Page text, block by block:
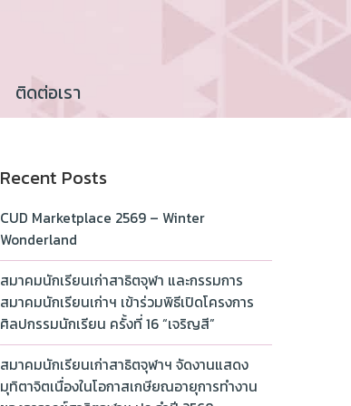
ติดต่อเรา
Recent Posts
CUD Marketplace 2569 – Winter
Wonderland
สมาคมนักเรียนเก่าสาธิตจุฬา และกรรมการ
สมาคมนักเรียนเก่าฯ เข้าร่วมพิธีเปิดโครงการ
ศิลปกรรมนักเรียน ครั้งที่ 16 “เจริญสี”
สมาคมนักเรียนเก่าสาธิตจุฬาฯ จัดงานแสดง
มุทิตาจิตเนื่องในโอกาสเกษียณอายุการทำงาน